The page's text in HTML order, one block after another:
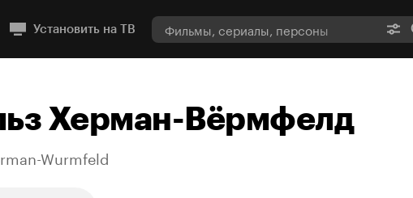
Установить на ТВ
Херман-Вёрмфелд
Wurmfeld